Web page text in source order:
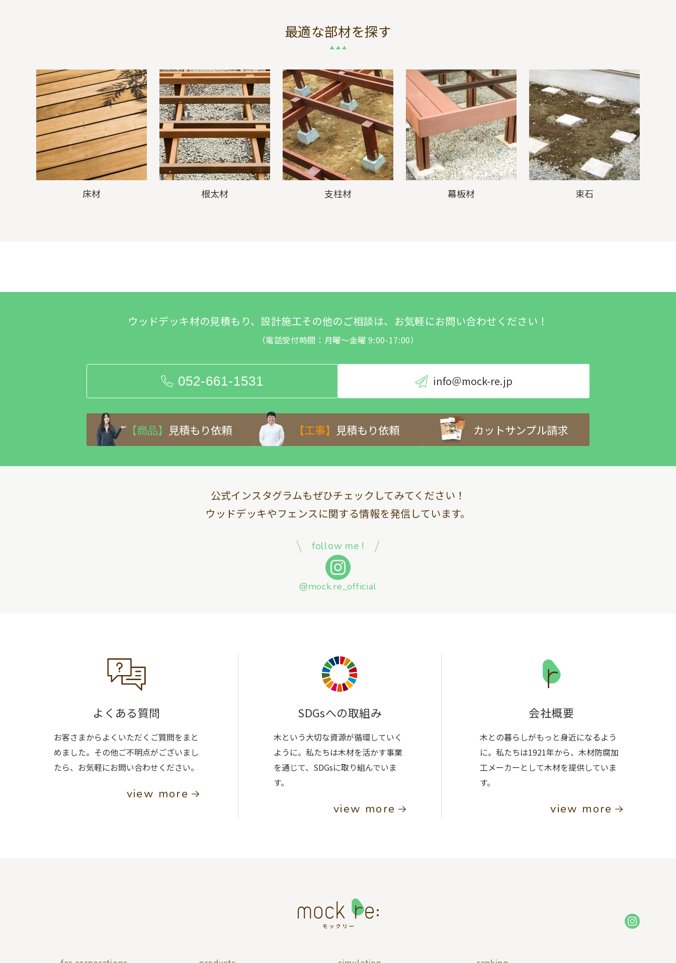
最適な部材を探す
床材 根太材 支柱材 幕板材 束石
ウッドデッキ材の見積もり、設計施工その他のご相談は、お気軽にお問い合わせください！
（電話受付時間：月曜～金曜 9:00-17:00）
052-661-1531 info＠mock-re.jp
【商品】 見積もり依頼 【工事】 見積もり依頼 カットサンプル請求
公式インスタグラムもぜひチェックしてみてください！
ウッドデッキやフェンスに関する情報を発信しています。
follow me !
@mock.re_official
よくある質問
お客さまからよくいただくご質問をまと
めました。その他ご不明点がございまし
たら、お気軽にお問い合わせください。
view more
SDGsへの取組み
木という大切な資源が循環していく
ように。私たちは木材を活かす事業
を通じて、SDGsに取り組んでいま
す。
view more
会社概要
木との暮らしがもっと身近になるよう
に。私たちは1921年から、木材防腐加
工メーカーとして木材を提供していま
す。
view more